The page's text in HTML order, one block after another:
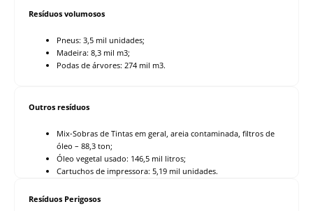
Resíduos volumosos
Pneus: 3,5 mil unidades;
Madeira: 8,3 mil m3;
Podas de árvores: 274 mil m3.
Outros resíduos
Mix-Sobras de Tintas em geral, areia contaminada, filtros de
óleo – 88,3 ton;
Óleo vegetal usado: 146,5 mil litros;
Cartuchos de impressora: 5,19 mil unidades.
Resíduos Perigosos